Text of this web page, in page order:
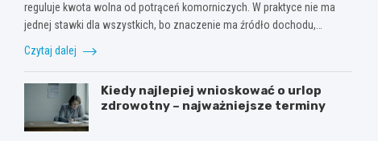
reguluje kwota wolna od potrąceń komorniczych. W praktyce nie ma
jednej stawki dla wszystkich, bo znaczenie ma źródło dochodu,…
Czytaj dalej
Kiedy najlepiej wnioskować o urlop
zdrowotny – najważniejsze terminy